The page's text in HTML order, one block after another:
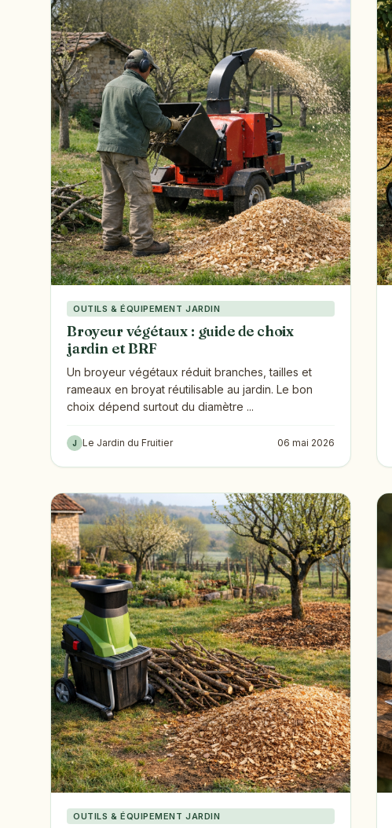
OUTILS & ÉQUIPEMENT JARDIN
Broyeur végétaux : guide de choix
jardin et BRF
Un broyeur végétaux réduit branches, tailles et
rameaux en broyat réutilisable au jardin. Le bon
choix dépend surtout du diamètre ...
J Le Jardin du Fruitier 06 mai 2026
OUTILS & ÉQUIPEMENT JARDIN